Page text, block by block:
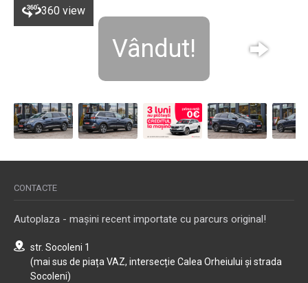
360 view
Vândut!
CONTACTE
Autoplaza - mașini recent importate cu parcurs original!
str. Socoleni 1
(mai sus de piața VAZ, intersecție Calea Orheiului și strada
Socoleni)